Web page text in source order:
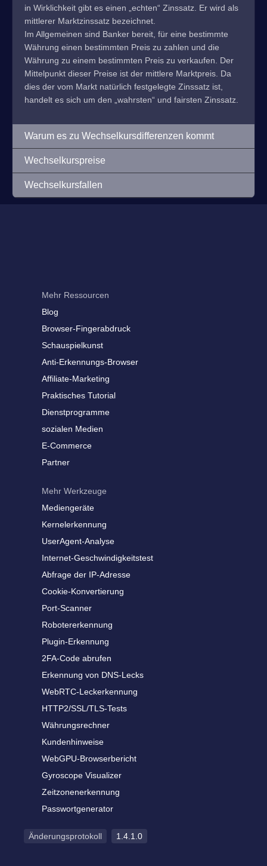
in Wirklichkeit gibt es einen „echten“ Zinssatz. Er wird als
mittlerer Marktzinssatz bezeichnet.
Im Allgemeinen sind Banker bereit, für eine bestimmte
Währung einen bestimmten Preis zu zahlen und die
Währung zu einem bestimmten Preis zu verkaufen. Der
Mittelpunkt dieser Preise ist der mittlere Marktpreis. Da
dies der vom Markt natürlich festgelegte Zinssatz ist,
handelt es sich um den „wahrsten“ und fairsten Zinssatz.
Warum es zu Wechselkursdifferenzen kommt
Wechselkurspreise
Wechselkursfallen
Mehr Ressourcen
Blog
Browser-Fingerabdruck
Schauspielkunst
Anti-Erkennungs-Browser
Affiliate-Marketing
Praktisches Tutorial
Dienstprogramme
sozialen Medien
E-Commerce
Partner
Mehr Werkzeuge
Mediengeräte
Kernelerkennung
UserAgent-Analyse
Internet-Geschwindigkeitstest
Abfrage der IP-Adresse
Cookie-Konvertierung
Port-Scanner
Robotererkennung
Plugin-Erkennung
2FA-Code abrufen
Erkennung von DNS-Lecks
WebRTC-Leckerkennung
HTTP2/SSL/TLS-Tests
Währungsrechner
Kundenhinweise
WebGPU-Browserbericht
Gyroscope Visualizer
Zeitzonenerkennung
Passwortgenerator
Änderungsprotokoll 1.4.1.0